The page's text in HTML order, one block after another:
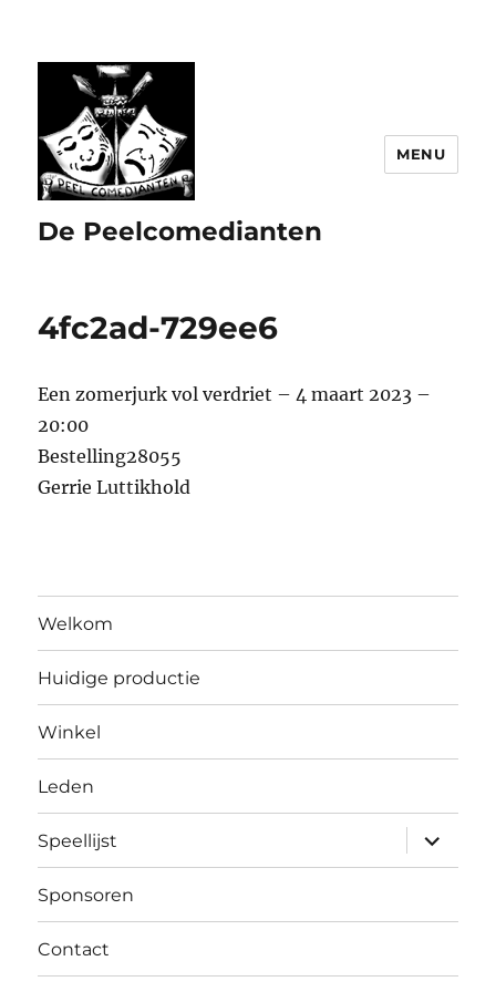
De Peelcomedianten
MENU
4fc2ad-729ee6
Een zomerjurk vol verdriet – 4 maart 2023 –
20:00
Bestelling28055
Gerrie Luttikhold
Welkom
Huidige productie
Winkel
Leden
Speellijst
Sponsoren
Contact